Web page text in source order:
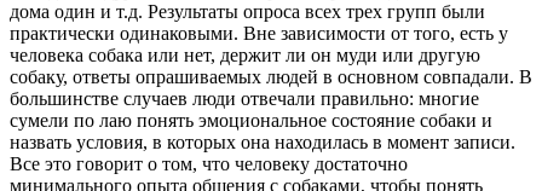
дома один и т.д. Результаты опроса всех трех групп были
практически одинаковыми. Вне зависимости от того, есть у
человека собака или нет, держит ли он муди или другую
собаку, ответы опрашиваемых людей в основном совпадали. В
большинстве случаев люди отвечали правильно: многие
сумели по лаю понять эмоциональное состояние собаки и
назвать условия, в которых она находилась в момент записи.
Все это говорит о том, что человеку достаточно
минимального опыта общения с собаками, чтобы понять